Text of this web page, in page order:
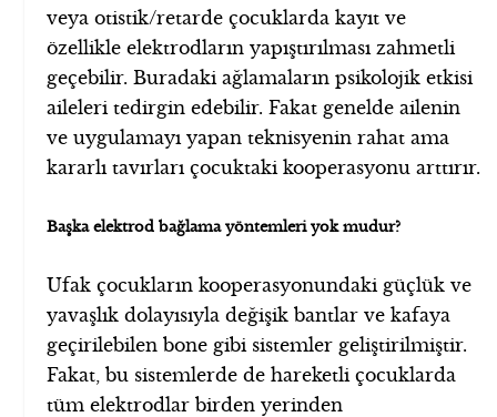
veya otistik/retarde çocuklarda kayıt ve
özellikle elektrodların yapıştırılması zahmetli
geçebilir. Buradaki ağlamaların psikolojik etkisi
aileleri tedirgin edebilir. Fakat genelde ailenin
ve uygulamayı yapan teknisyenin rahat ama
kararlı tavırları çocuktaki kooperasyonu arttırır.
Başka elektrod bağlama yöntemleri yok mudur?
Ufak çocukların kooperasyonundaki güçlük ve
yavaşlık dolayısıyla değişik bantlar ve kafaya
geçirilebilen bone gibi sistemler geliştirilmiştir.
Fakat, bu sistemlerde de hareketli çocuklarda
tüm elektrodlar birden yerinden